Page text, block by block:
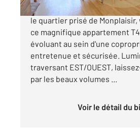
Lyon 8ème Monplaisir !
le quartier prisé de
ce magnifique appartement T4
évoluant au sein d'une
entretenue et sécurisée.
traversant EST/OUEST,
par les beaux volumes ...
Voir le détail du